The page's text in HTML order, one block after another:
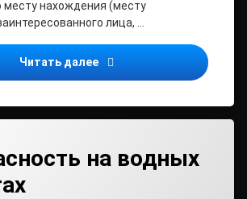
нахождения (месту
лица, …
Читать далее С 30 июня изменится
на водных